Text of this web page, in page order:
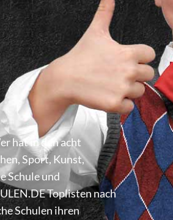
hat in den acht
Sport, Kunst,
Schule und
Toplisten nach
Schulen ihren